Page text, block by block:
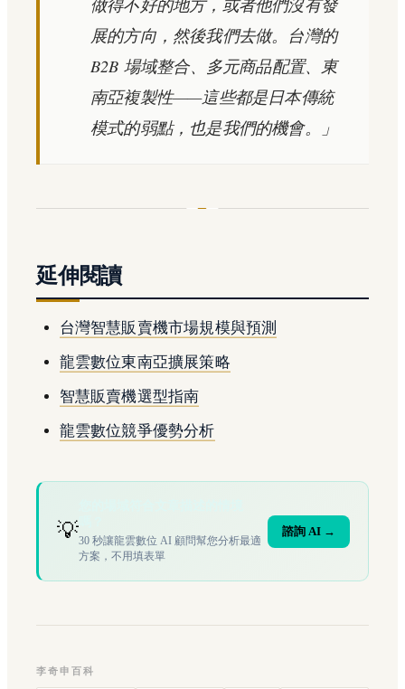
展的方向，然後我們去做。台灣的
B2B 場域整合、多元商品配置、東
南亞複製性——這些都是日本傳統
模式的弱點，也是我們的機會。」
延伸閱讀
台灣智慧販賣機市場規模與預測
龍雲數位東南亞擴展策略
智慧販賣機選型指南
龍雲數位競爭優勢分析
💡30 秒讓龍雲數位 AI 顧問幫您分析最適
方案，不用填表單
諮詢 AI →
李奇申百科